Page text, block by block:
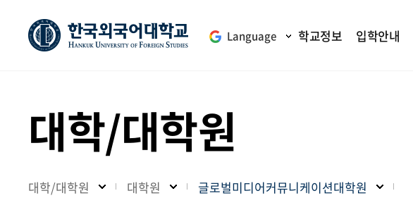
Language 학교정보 입학안내
대학/대학원
대학/대학원 대학원 글로벌미디어커뮤니케이션대학원